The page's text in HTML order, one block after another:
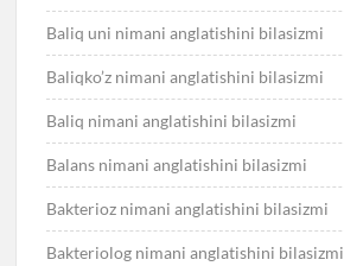
Baliq uni nimani anglatishini bilasizmi
Baliqko’z nimani anglatishini bilasizmi
Baliq nimani anglatishini bilasizmi
Balans nimani anglatishini bilasizmi
Bakterioz nimani anglatishini bilasizmi
Bakteriolog nimani anglatishini bilasizmi